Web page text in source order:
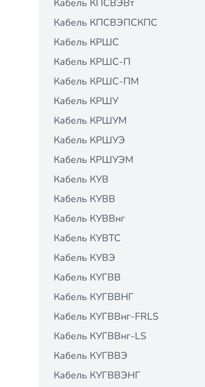
Кабель КПСВЭВт
Кабель КПСВЭПСКПС
Кабель КРШС
Кабель КРШС-П
Кабель КРШС-ПМ
Кабель КРШУ
Кабель КРШУМ
Кабель КРШУЭ
Кабель КРШУЭМ
Кабель КУВ
Кабель КУВВ
Кабель КУВВнг
Кабель КУВТС
Кабель КУВЭ
Кабель КУГВВ
Кабель КУГВВНГ
Кабель КУГВВнг-FRLS
Кабель КУГВВнг-LS
Кабель КУГВВЭ
Кабель КУГВВЭНГ